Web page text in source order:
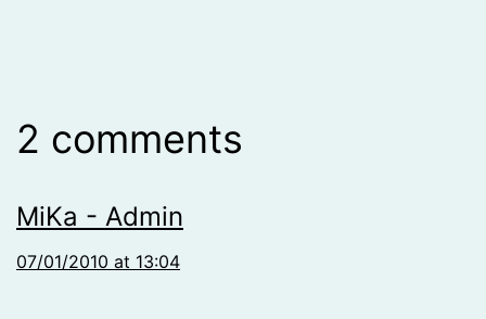
2 comments
MiKa - Admin
07/01/2010 at 13:04